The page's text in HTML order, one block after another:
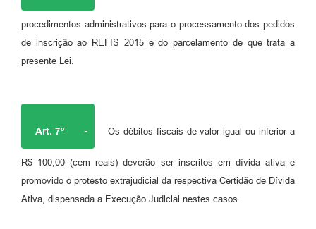
procedimentos administrativos para o processamento dos pedidos
de inscrição ao REFIS 2015 e do parcelamento de que trata a
presente Lei.
Art. 7º - Os débitos fiscais de valor igual ou inferior a
R$ 100,00 (cem reais) deverão ser inscritos em dívida ativa e
promovido o protesto extrajudicial da respectiva Certidão de Dívida
Ativa, dispensada a Execução Judicial nestes casos.